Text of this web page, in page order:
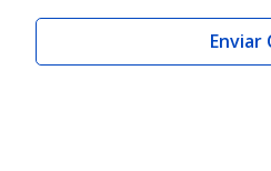
Enviar